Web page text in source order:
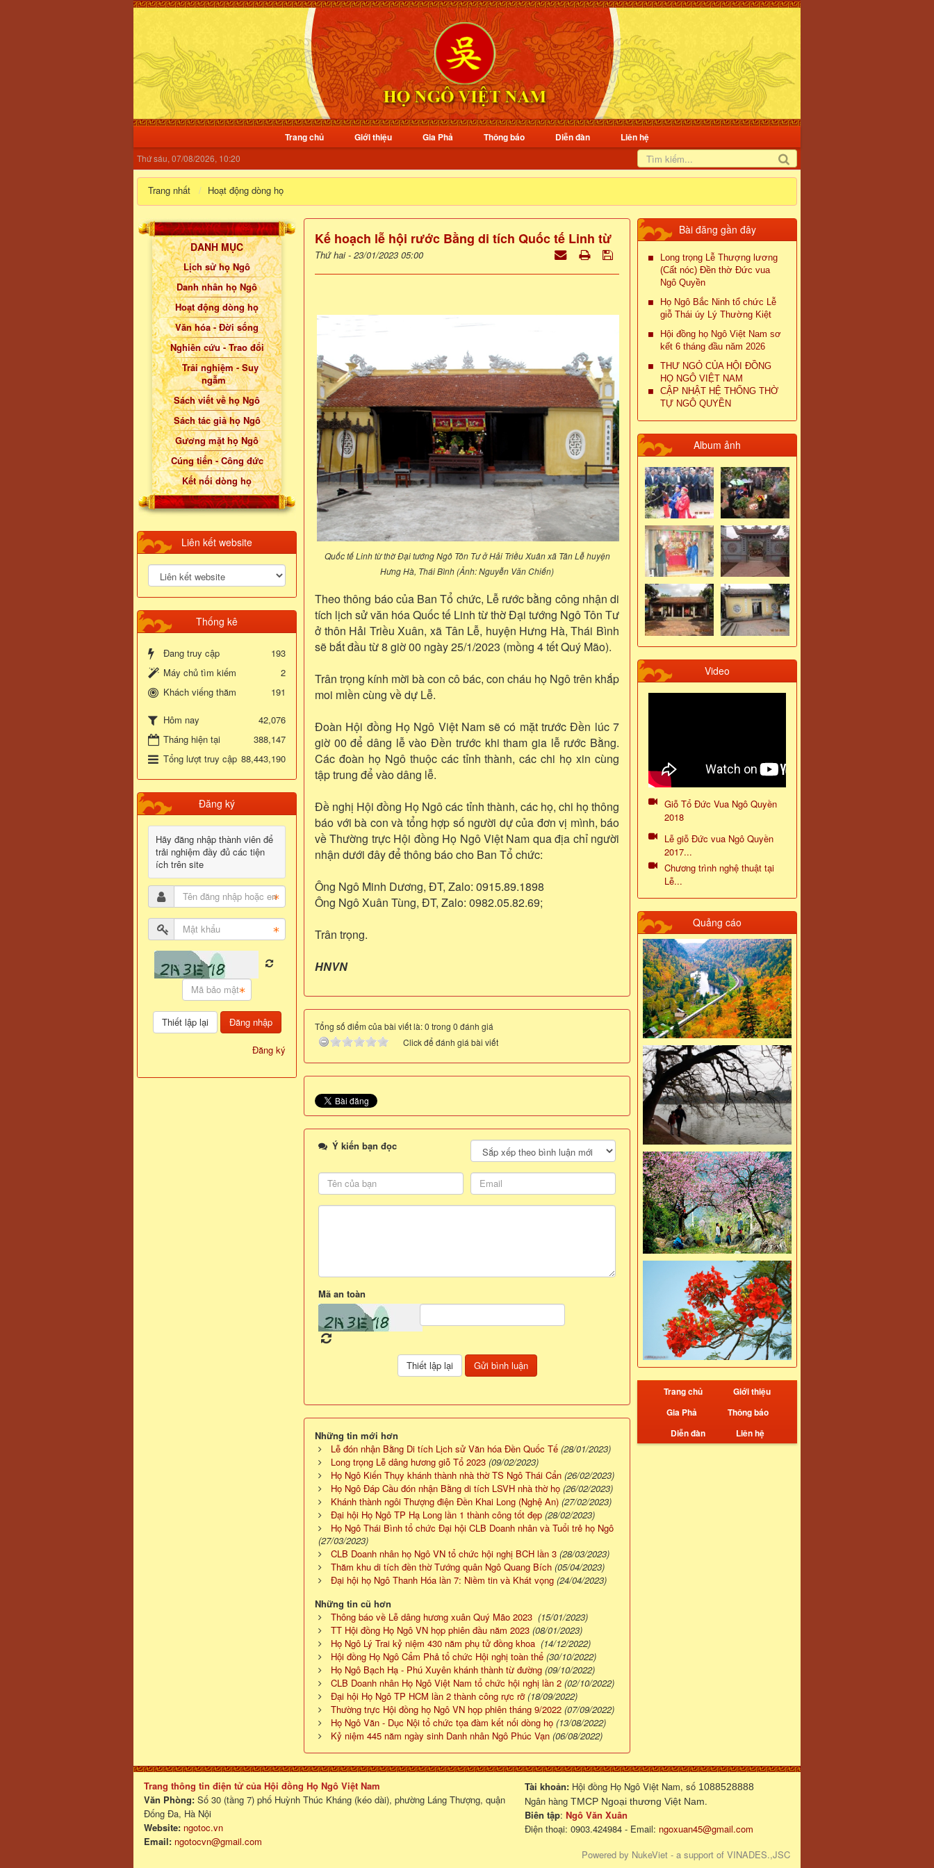
Trang chủ Giới thiệu Gia Phả Thông báo Diễn đàn Liên hệ
Thứ sáu, 07/08/2026, 10:20
Trang nhất Hoạt động dòng họ
Kế hoạch lễ hội rước Bằng di tích Quốc tế Linh từ
Thứ hai - 23/01/2023 05:00
Quốc tế Linh từ thờ Đại tướng Ngô Tôn Tư ở Hải Triều Xuân xã Tân Lễ huyện
Hưng Hà, Thái Bình (Ảnh: Nguyễn Văn Chiến)
Theo thông báo của Ban Tổ chức, Lễ rước bằng công nhận di
tích lịch sử văn hóa Quốc tế Linh từ thờ Đại tướng Ngô Tôn Tư
ở thôn Hải Triều Xuân, xã Tân Lễ, huyện Hưng Hà, Thái Bình
sẽ bắt đầu từ 8 giờ 00 ngày 25/1/2023 (mồng 4 tết Quý Mão).
Trân trọng kính mời bà con cô bác, con cháu họ Ngô trên khắp
moi miền cùng về dự Lễ.
Đoàn Hội đồng Họ Ngô Việt Nam sẽ có mặt trước Đền lúc 7
giờ 00 để dâng lễ vào Đền trước khi tham gia lễ rước Bằng.
Các đoàn họ Ngô thuộc các tỉnh thành, các chi họ xin cùng
tập trung để vào dâng lễ.
Đề nghị Hội đồng Họ Ngô các tỉnh thành, các họ, chi họ thông
báo với bà con và tổng hợp số người dự của đơn vị mình, báo
về Thường trực Hội đồng Họ Ngô Việt Nam qua địa chỉ người
nhận dưới đây để thông báo cho Ban Tổ chức:
Ông Ngô Minh Dương, ĐT, Zalo: 0915.89.1898
Ông Ngô Xuân Tùng, ĐT, Zalo: 0982.05.82.69;
Trân trọng.
HNVN
Tổng số điểm của bài viết là: 0 trong 0 đánh giá
Click để đánh giá bài viết
Ý kiến bạn đọc
Mã an toàn
Những tin mới hơn
Lễ đón nhận Bằng Di tích Lịch sử Văn hóa Đền Quốc Tế (28/01/2023)
Long trọng Lễ dâng hương giỗ Tổ 2023 (09/02/2023)
Họ Ngô Kiến Thụy khánh thành nhà thờ TS Ngô Thái Cẩn (26/02/2023)
Họ Ngô Đáp Cầu đón nhận Bằng di tích LSVH nhà thờ họ (26/02/2023)
Khánh thành ngôi Thượng điện Đền Khai Long (Nghệ An) (27/02/2023)
Đại hội Họ Ngô TP Hạ Long lần 1 thành công tốt đẹp (28/02/2023)
Họ Ngô Thái Bình tổ chức Đại hội CLB Doanh nhân và Tuổi trẻ họ Ngô
(27/03/2023)
CLB Doanh nhân họ Ngô VN tổ chức hội nghị BCH lần 3 (28/03/2023)
Thăm khu di tích đền thờ Tướng quân Ngô Quang Bích (05/04/2023)
Đại hội họ Ngô Thanh Hóa lần 7: Niềm tin và Khát vọng (24/04/2023)
Những tin cũ hơn
Thông báo về Lễ dâng hương xuân Quý Mão 2023 (15/01/2023)
TT Hội đồng Họ Ngô VN họp phiên đầu năm 2023 (08/01/2023)
Họ Ngô Lý Trai kỷ niệm 430 năm phụ tử đồng khoa (14/12/2022)
Hội đồng Họ Ngô Cẩm Phả tổ chức Hội nghị toàn thể (30/10/2022)
Họ Ngô Bạch Hạ - Phú Xuyên khánh thành từ đường (09/10/2022)
CLB Doanh nhân Họ Ngô Việt Nam tổ chức hội nghị lần 2 (02/10/2022)
Đại hội Họ Ngô TP HCM lần 2 thành công rực rỡ (18/09/2022)
Thường trực Hội đồng họ Ngô VN họp phiên tháng 9/2022 (07/09/2022)
Họ Ngô Văn - Dục Nội tổ chức tọa đàm kết nối dòng họ (13/08/2022)
Kỷ niệm 445 năm ngày sinh Danh nhân Ngô Phúc Vạn (06/08/2022)
Bài đăng gần đây
Long trọng Lễ Thượng lương
(Cất nóc) Đền thờ Đức vua
Ngô Quyền
Họ Ngô Bắc Ninh tổ chức Lễ
giỗ Thái úy Lý Thường Kiệt
Hội đồng họ Ngô Việt Nam sơ
kết 6 tháng đầu năm 2026
THƯ NGỎ CỦA HỘI ĐỒNG
HỌ NGÔ VIỆT NAM
CẬP NHẬT HỆ THỐNG THỜ
TỰ NGÔ QUYỀN
Album ảnh
Video
Giỗ Tổ Đức Vua Ngô Quyền
2018
Lễ giỗ Đức vua Ngô Quyền
2017...
Chương trình nghệ thuật tại
Lễ...
Quảng cáo
Trang chủ
Giới thiệu
Gia Phả
Thông báo
Diễn đàn
Liên hệ
DANH MỤC
Lịch sử họ Ngô
Danh nhân họ Ngô
Hoạt động dòng họ
Văn hóa - Đời sống
Nghiên cứu - Trao đổi
Trải nghiệm - Suy
ngẫm
Sách viết về họ Ngô
Sách tác giả họ Ngô
Gương mặt họ Ngô
Cúng tiến - Công đức
Kết nối dòng họ
Liên kết website
Thống kê
Đang truy cập
193
Máy chủ tìm kiếm
2
Khách viếng thăm
191
Hôm nay
42,076
Tháng hiện tại
388,147
Tổng lượt truy cập 88,443,190
Đăng ký
Hãy đăng nhập thành viên để
trải nghiệm đầy đủ các tiện
ích trên site
Đăng nhập
Đăng ký
Trang thông tin điện tử của Hội đồng Họ Ngô Việt Nam
Văn Phòng: Số 30 (tầng 7) phố Huỳnh Thúc Kháng (kéo dài), phường Láng Thượng, quận
Đống Đa, Hà Nội
Website: ngotoc.vn
Email: ngotocvn@gmail.com
Tài khoản: Hội đồng Họ Ngô Việt Nam, số 1088528888
Ngân hàngTMCP Ngoại thương Việt Nam.
Biên tập:Ngô Văn Xuân
Điện thoại: 0903.424984 - Email: ngoxuan45@gmail.com
Powered by NukeViet - a support of VINADES.,JSC